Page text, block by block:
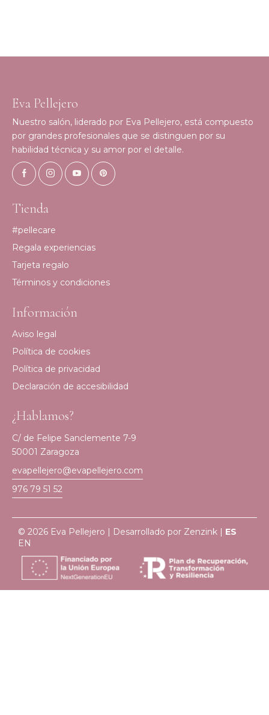
Eva Pellejero
Nuestro salón, liderado por Eva Pellejero, está compuesto
por grandes profesionales que se distinguen por su
habilidad técnica y su amor por el detalle.
Tienda
#pellecare
Regala experiencias
Tarjeta regalo
Términos y condiciones
Información
Aviso legal
Política de cookies
Política de privacidad
Declaración de accesibilidad
¿Hablamos?
C/ de Felipe Sanclemente 7-9
50001 Zaragoza
evapellejero@evapellejero.com
976 79 51 52
© 2026 Eva Pellejero | Desarrollado por Zenzink | ES
EN